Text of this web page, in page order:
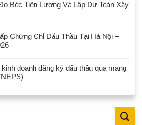
Bóc Tiên Lượng Và Lập Dự Toán Xây
Chứng Chỉ Đấu Thầu Tại Hà Nội –
doanh đăng ký đấu thầu qua mạng